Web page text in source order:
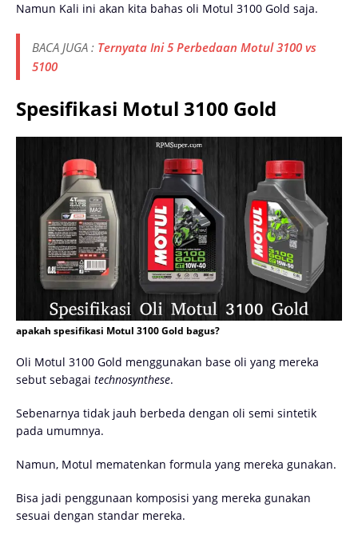
Namun Kali ini akan kita bahas oli Motul 3100 Gold saja.
BACA JUGA : Ternyata Ini 5 Perbedaan Motul 3100 vs
5100
Spesifikasi Motul 3100 Gold
apakah spesifikasi Motul 3100 Gold bagus?
Oli Motul 3100 Gold menggunakan base oli yang mereka
sebut sebagai technosynthese.
Sebenarnya tidak jauh berbeda dengan oli semi sintetik
pada umumnya.
Namun, Motul mematenkan formula yang mereka gunakan.
Bisa jadi penggunaan komposisi yang mereka gunakan
sesuai dengan standar mereka.